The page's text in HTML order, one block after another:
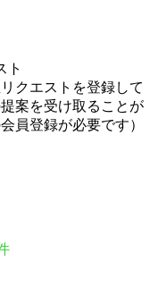
ト
クエストを登録して
案を受け取ることが
員登録が必要です）